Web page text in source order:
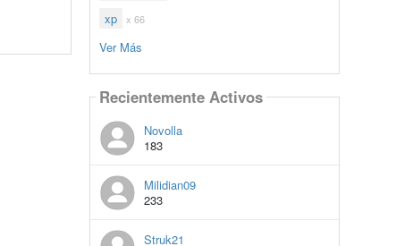
xp x 66
Ver Más
Recientemente Activos
Novolla
183
Milidian09
233
Struk21